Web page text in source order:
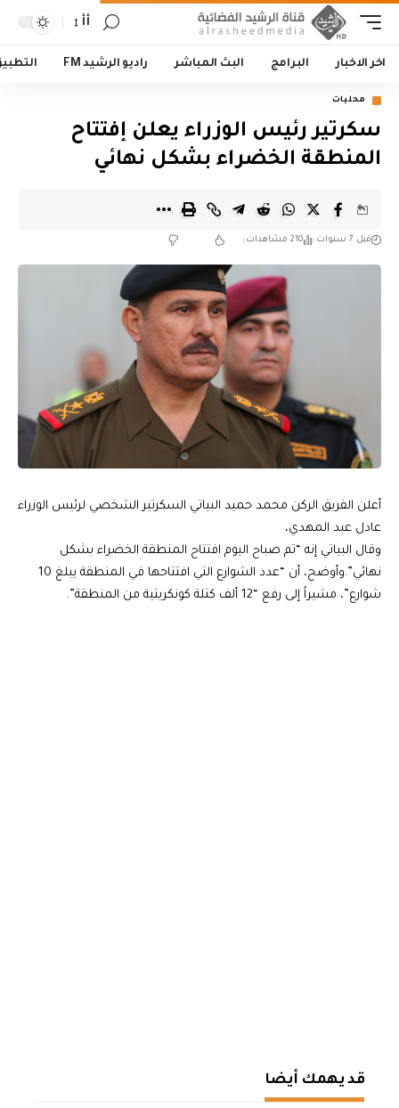
أأ
اخر الاخبار البرامج البث المباشر راديو الرشيد FM
محليات
سكرتير رئيس الوزراء يعلن إفتتاح
المنطقة الخضراء بشكل نهائي
قبل 7 سنوات 210 مشاهدات
أعلن الفريق الركن محمد حميد البياتي السكرتير الشخصي لرئيس الوزراء
عادل عبد المهدي،
وقال البياتي إنه “تم صباح اليوم افتتاح المنطقة الخضراء بشكل
نهائي”.وأوضح، أن “عدد الشوارع التي افتتاحها في المنطقة يبلغ 10
شوارع”، مشيراً إلى رفع “12 ألف كتلة كونكريتية من المنطقة”.
قد يهمك أيضا